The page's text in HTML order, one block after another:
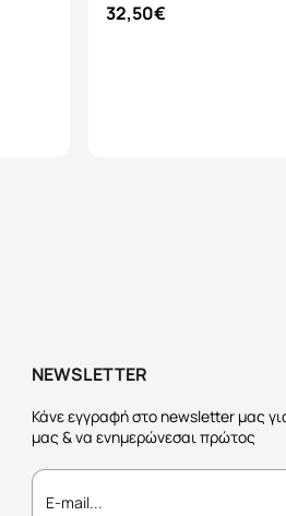
32,50€
NEWSLETTER
Κάνε εγγραφή στο newsletter μας
μας & να ενημερώνεσαι πρώτος
E-
mail...